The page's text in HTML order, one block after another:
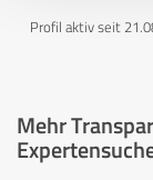
Profil aktiv seit
Mehr